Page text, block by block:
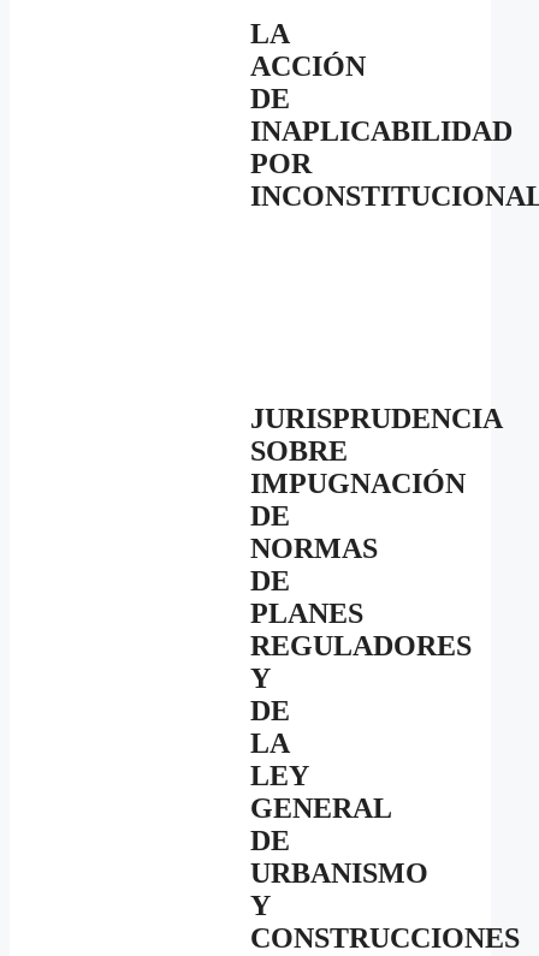
LA
ACCIÓN
DE
INAPLICABILIDAD
POR
JURISPRUDENCIA
SOBRE
IMPUGNACIÓN
DE
NORMAS
DE
PLANES
REGULADORES
Y
DE
LA
LEY
GENERAL
DE
URBANISMO
Y
CONSTRUCCIONES